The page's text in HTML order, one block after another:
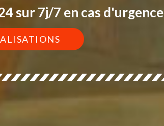
sur 7j/7 en cas d'urgence